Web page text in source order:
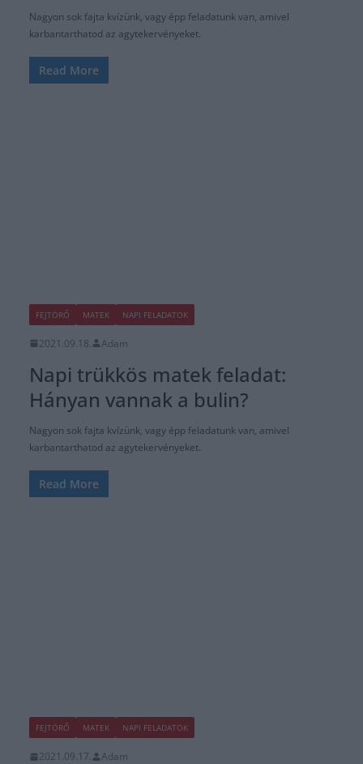
Nagyon sok fajta kvízünk, vagy épp feladatunk van, amivel
karbantarthatod az agytekervényeket.
Read More
FEJTÖRŐ MATEK NAPI FELADATOK
2021.09.18. Adam
Napi trükkös matek feladat:
Hányan vannak a bulin?
Nagyon sok fajta kvízünk, vagy épp feladatunk van, amivel
karbantarthatod az agytekervényeket.
Read More
FEJTÖRŐ MATEK NAPI FELADATOK
2021.09.17. Adam